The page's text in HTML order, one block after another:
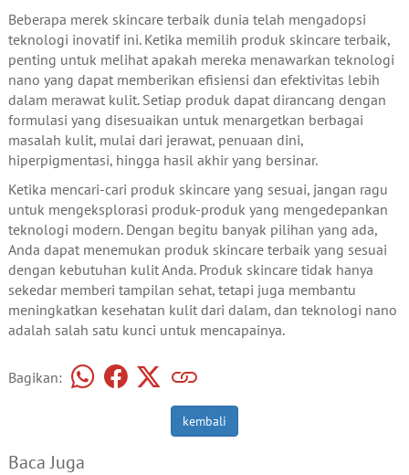
Beberapa merek skincare terbaik dunia telah mengadopsi
teknologi inovatif ini. Ketika memilih produk skincare terbaik,
penting untuk melihat apakah mereka menawarkan teknologi
nano yang dapat memberikan efisiensi dan efektivitas lebih
dalam merawat kulit. Setiap produk dapat dirancang dengan
formulasi yang disesuaikan untuk menargetkan berbagai
masalah kulit, mulai dari jerawat, penuaan dini,
hiperpigmentasi, hingga hasil akhir yang bersinar.
Ketika mencari-cari produk skincare yang sesuai, jangan ragu
untuk mengeksplorasi produk-produk yang mengedepankan
teknologi modern. Dengan begitu banyak pilihan yang ada,
Anda dapat menemukan produk skincare terbaik yang sesuai
dengan kebutuhan kulit Anda. Produk skincare tidak hanya
sekedar memberi tampilan sehat, tetapi juga membantu
meningkatkan kesehatan kulit dari dalam, dan teknologi nano
adalah salah satu kunci untuk mencapainya.
Bagikan:
kembali
Baca Juga